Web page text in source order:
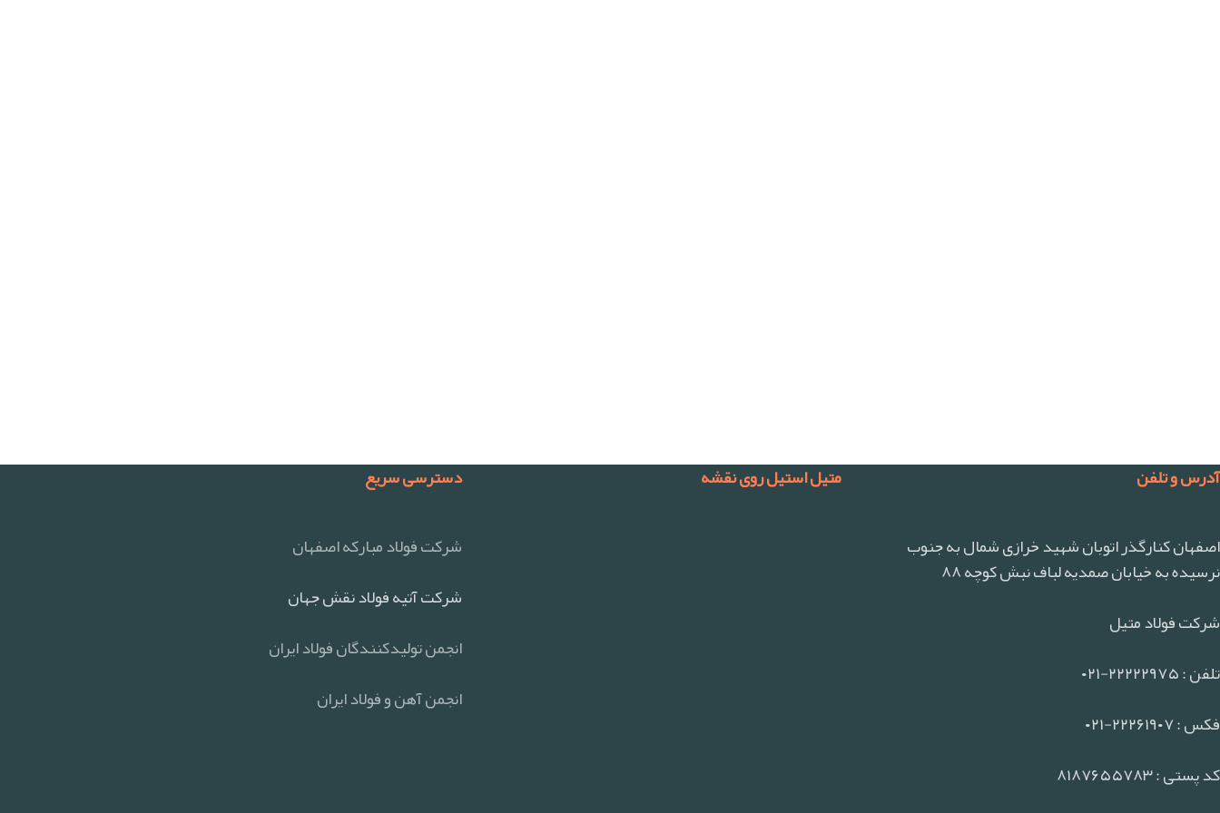
آدرس و تلفن
اصفهان کنارگذر اتوبان شهید خرازی شمال به جنوب
نرسیده به خیابان صمدیه لباف نبش کوچه ۸۸
شرکت فولاد متیل
تلفن : ۲۲۲۲۲۹۷۵-۰۲۱
فکس : ۲۲۲۶۱۹۰۷-۰۲۱
کد پستی : ۸۱۸۷۶۵۵۷۸۳
متیل استیل روی نقشه دسترسی سریع
شرکت فولاد مبارکه اصفهان
شرکت آتیه فولاد نقش جهان
انجمن تولیدکنندگان فولاد ایران
انجمن آهن و فولاد ایران